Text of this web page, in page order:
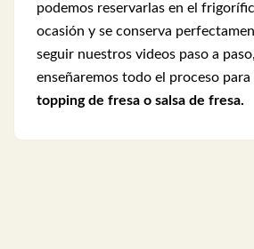
podemos reservarlas en el
ocasión y se conserva
seguir nuestros videos paso a
enseñaremos todo el proceso
topping de fresa o salsa de fresa.